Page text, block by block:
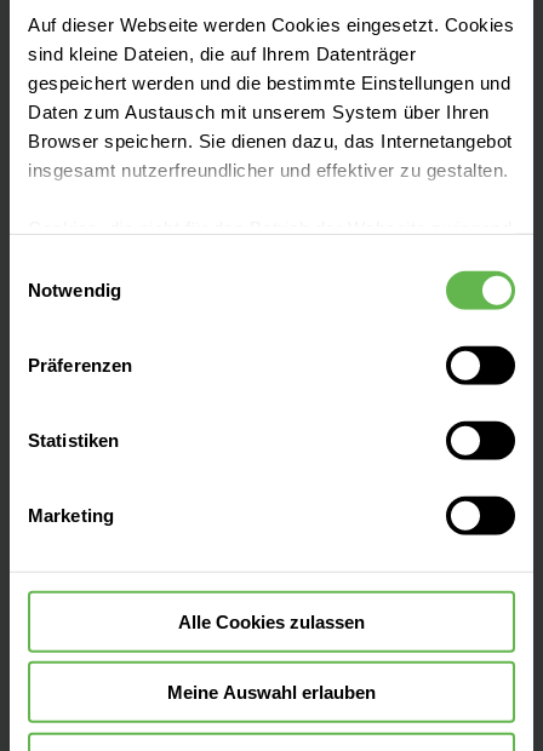
Auf dieser Webseite werden Cookies eingesetzt. Cookies
sind kleine Dateien, die auf Ihrem Datenträger
gespeichert werden und die bestimmte Einstellungen und
Daten zum Austausch mit unserem System über Ihren
Browser speichern. Sie dienen dazu, das Internetangebot
insgesamt nutzerfreundlicher und effektiver zu gestalten.
eingesetzt werden.
Es steht Ihnen frei, unsere Seite mit nur den notwendigen
Cookies zu benutzen, eine individuelle Auswahl
oder durch Auswahl von „Alle Cookies akzeptieren“ in die
widerrufen.
Notwendig
Präferenzen
Statistiken
Marketing
Alle Cookies zulassen
Meine Auswahl erlauben
Wir sind die Möglichmacher
Helios Unternehmenszentrale
Friedrichstr. 136
Fax: 030 52 13 21 - 1 99
Sie haben Fragen?
Helios Hotline: 0800-Medizin